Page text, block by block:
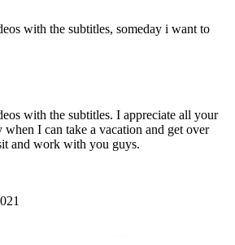
with the subtitles, someday i want to
with the subtitles. I appreciate all your
when I can take a vacation and get over
and work with you guys.